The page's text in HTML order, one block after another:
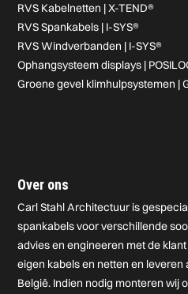
RVS Kabelnetten | X-TEND®
RVS Spankabels | I-SYS®
RVS Windverbanden | I-SYS®
Ophangsysteem displays |
Groene gevel klimhulpsystemen |
Over ons
Carl Stahl Architectuur is
spankabels voor verschillende
advies en engineeren met de
eigen kabels en netten en
België. Indien nodig monteren wij